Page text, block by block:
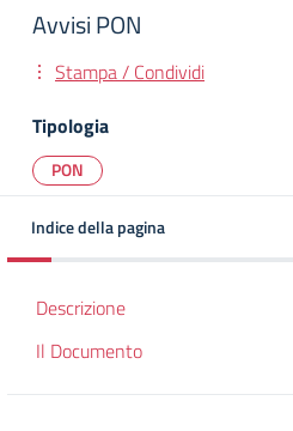
Avvisi PON
Stampa / Condividi
Tipologia
PON
Indice della pagina
Descrizione
Il Documento